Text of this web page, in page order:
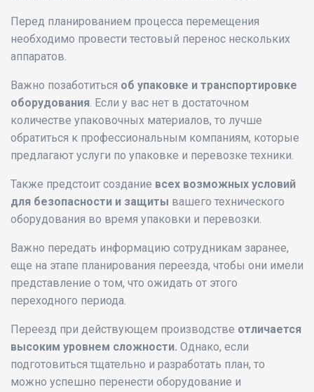
Перед планированием процесса перемещения
необходимо провести тестовый перенос нескольких
аппаратов.
Важно позаботиться об упаковке и транспортировке
оборудования. Если у вас нет в достаточном
количестве упаковочных материалов, то лучше
обратиться к профессиональным компаниям, которые
предлагают услуги по упаковке и перевозке техники.
Также предстоит создание всех возможных условий
для безопасности и защиты вашего технического
оборудования во время упаковки и перевозки.
Важно передать информацию сотрудникам заранее,
еще на этапе планирования переезда, чтобы они имели
представление о том, что ожидать от этого
переходного периода.
Переезд при действующем производстве отличается
высоким уровнем сложности. Однако, если
подготовиться тщательно и разработать план, то
можно успешно перенести оборудование и